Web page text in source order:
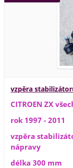
vzpěra
CITROEN ZX
rok 1997 - 2011
vzpěra
nápravy
délka 300 mm